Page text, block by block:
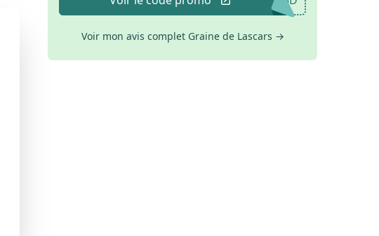
Voir mon avis complet Graine de Lascars →